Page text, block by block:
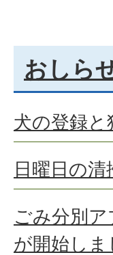
おしら
犬の登録
日曜日の
ごみ分別
が開始しま